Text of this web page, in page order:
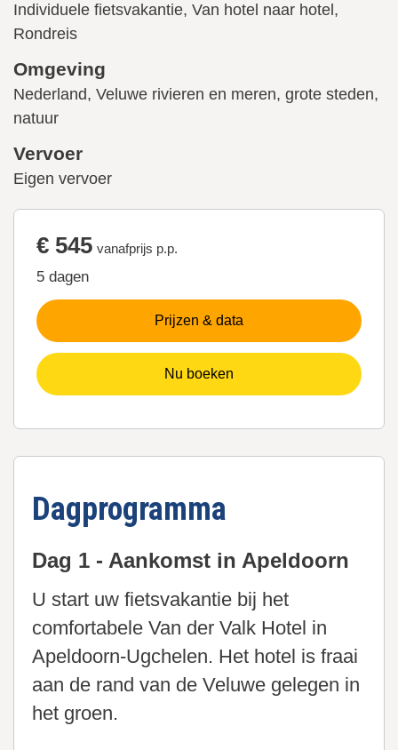
Individuele fietsvakantie, Van hotel naar hotel,
Rondreis
Omgeving
Nederland, Veluwe rivieren en meren, grote steden,
natuur
Vervoer
Eigen vervoer
€ 545 vanafprijs p.p.
5 dagen
Prijzen & data
Nu boeken
Dagprogramma
Dag 1 - Aankomst in Apeldoorn
U start uw fietsvakantie bij het
comfortabele Van der Valk Hotel in
Apeldoorn-Ugchelen. Het hotel is fraai
aan de rand van de Veluwe gelegen in
het groen.